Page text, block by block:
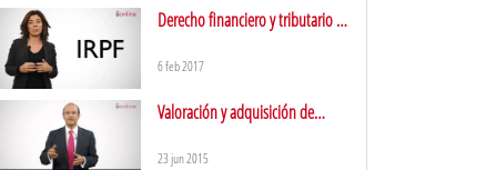
23 feb 2026
Aspectos éticos, legislación y
19 feb 2026
Interacción Persona-Ordenador y
Derecho financiero y tributario II.
6 feb 2017
Valoración y adquisición de
23 jun 2015